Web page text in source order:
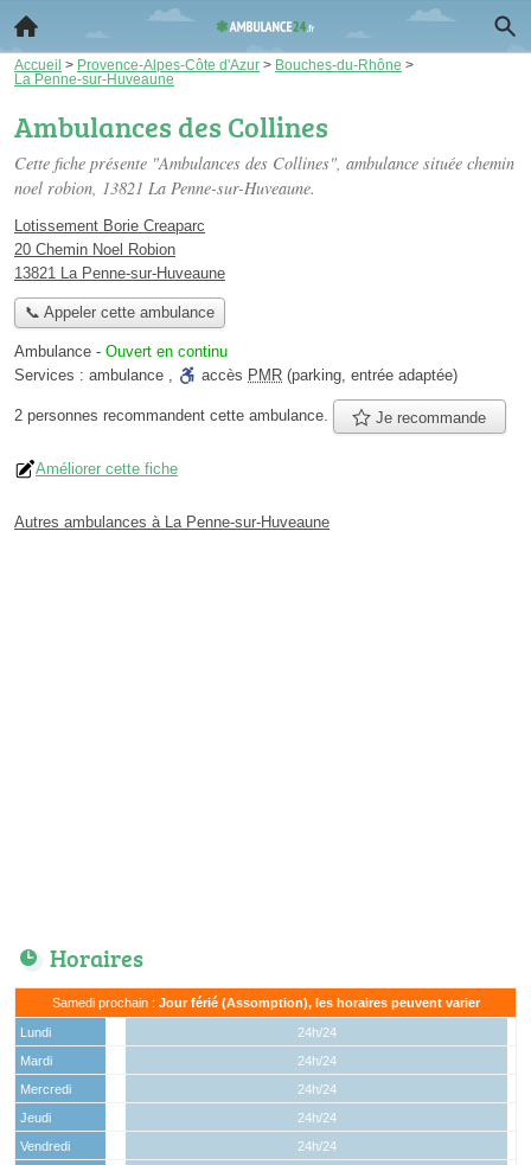
Accueil > Provence-Alpes-Côte d'Azur > Bouches-du-Rhône >
La Penne-sur-Huveaune
Ambulances des Collines
Cette fiche présente "Ambulances des Collines", ambulance située chemin
noel robion, 13821 La Penne-sur-Huveaune.
Lotissement Borie Creaparc
20 Chemin Noel Robion
13821 La Penne-sur-Huveaune
📞 Appeler cette ambulance
Ambulance - Ouvert en continu
Services : ambulance , accès PMR (parking, entrée adaptée)
2 personnes recommandent cette ambulance. Je recommande
Améliorer cette fiche
Autres ambulances à La Penne-sur-Huveaune
Horaires
Samedi prochain : Jour férié (Assomption), les horaires peuvent varier
Lundi
24h/24
Mardi
24h/24
Mercredi
24h/24
Jeudi
24h/24
Vendredi
24h/24